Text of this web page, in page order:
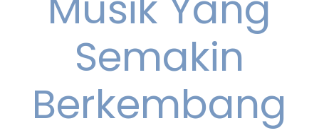
Semakin
Berkembang